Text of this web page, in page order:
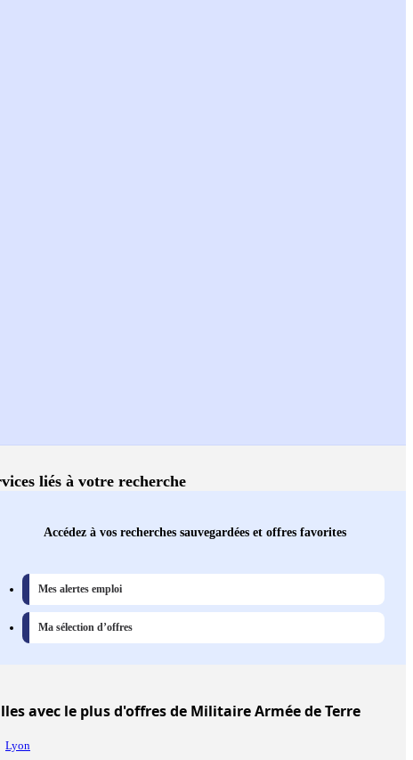
liés à votre recherche
Accédez à vos recherches sauvegardées et offres favorites
Mes alertes emploi
Ma sélection d’offres
avec le plus d'offres de Militaire Armée de Terre
Lyon